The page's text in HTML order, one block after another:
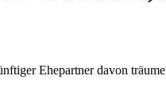
Ehepartner davon